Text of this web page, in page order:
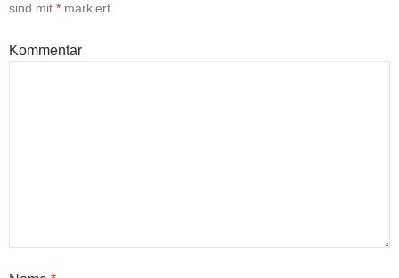
sind mit * markiert
Kommentar